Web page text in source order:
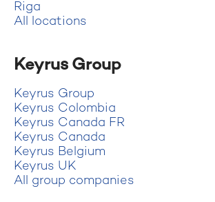
Riga
All locations
Keyrus Group
Keyrus Group
Keyrus Colombia
Keyrus Canada FR
Keyrus Canada
Keyrus Belgium
Keyrus UK
All group companies